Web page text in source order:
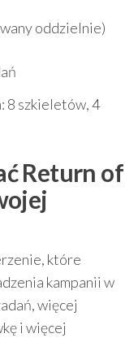
oddzielnie)
8 szkieletów, 4
Return of
które
kampanii w
więcej
i więcej